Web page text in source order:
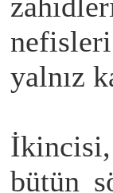
yalnız
bütün